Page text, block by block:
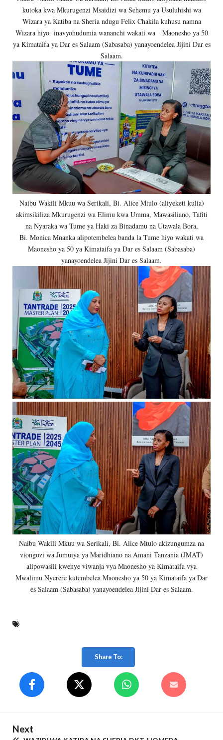
kutoka kwa Mkurugenzi Msaidizi wa Sehemu ya Usuluhishi wa
Wizara ya Katiba na Sheria ndugu Felix Chakila kuhusu namna
Wizara hiyo inavyohudumia wananchi wakati wa Maonesho ya 50
ya Kimataifa ya Dar es Salaam (Sabasaba) yanayoendelea Jijini Dar es
Salaam.
Naibu Wakili Mkuu wa Serikali, Bi. Alice Mtulo (aliyeketi kulia)
akimsikiliza Mkurugenzi wa Elimu kwa Umma, Mawasiliano, Tafiti
na Nyaraka wa Tume ya Haki za Binadamu na Utawala Bora,
Bi. Monica Mnanka alipotembelea banda la Tume hiyo wakati wa
Maonesho ya 50 ya Kimataifa ya Dar es Salaam (Sabasaba)
yanayoendelea Jijini Dar es Salaam.
Naibu Wakili Mkuu wa Serikali, Bi. Alice Mtulo akizungumza na
viongozi wa Jumuiya ya Maridhiano na Amani Tanzania (JMAT)
alipowasili kwenye viwanja vya Maonesho ya Kimataifa vya
Mwalimu Nyerere kutembelea Maonesho ya 50 ya Kimataifa ya Dar
es Salaam (Sabasaba) yanayoendelea Jijini Dar es Salaam.
Share To:
Next